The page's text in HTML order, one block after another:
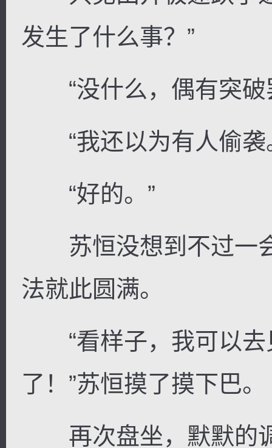
发生了什么事？”
“没什么，偶有突破
“我还以为有人偷袭
“好的。”
苏恒没想到不过一
法就此圆满。
“看样子，我可以去
了！”苏恒摸了摸下巴。
再次盘坐，默默的